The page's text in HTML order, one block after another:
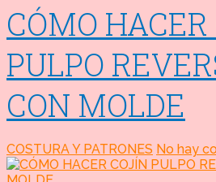
CÓMO
PULPO
CON MOLDE
COSTURA Y PATRONES No hay